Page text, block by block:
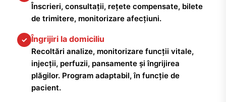
Înscrieri, consultații, rețete compensate, bilete
de trimitere, monitorizare afecțiuni.
✓ Îngrijiri la domiciliu
Recoltări analize, monitorizare funcții vitale,
injecții, perfuzii, pansamente și îngrijirea
plăgilor. Program adaptabil, în funcție de
pacient.